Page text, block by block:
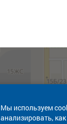
Мы используем
анализировать,